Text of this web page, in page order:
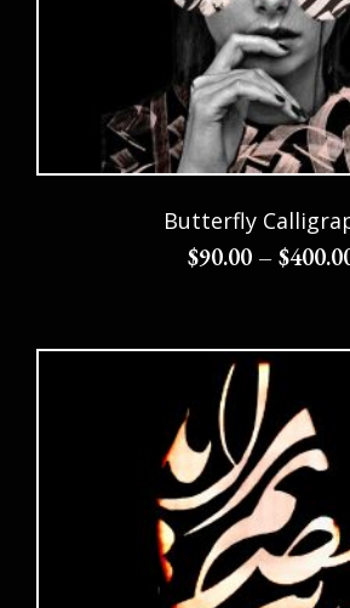
Butterfly
$90.00 –$